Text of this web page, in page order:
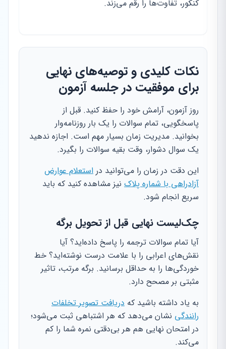
کنکور، تفاوت‌ها را رقم می‌زند.
نکات کلیدی و توصیه‌های نهایی
برای موفقیت در جلسه آزمون
روز آزمون، آرامش خود را حفظ کنید. قبل از
پاسخگویی، تمام سوالات را یک بار روزنامه‌وار
بخوانید. مدیریت زمان بسیار مهم است. اجازه ندهید
یک سوال دشوار، وقت بقیه سوالات را بگیرد.
این دقت در زمان را می‌توانید در استعلام عوارض
آزادراهی با شماره پلاک نیز مشاهده کنید که باید
سریع انجام شود.
چک‌لیست نهایی قبل از تحویل برگه
آیا تمام سوالات ترجمه را پاسخ داده‌اید؟ آیا
نقش‌های اعرابی را با علامت درست نوشته‌اید؟ خط
خوردگی‌ها را به حداقل برسانید. برگه مرتب، تاثیر
مثبتی بر مصحح دارد.
به یاد داشته باشید که دریافت تصویر تخلفات
رانندگی نشان می‌دهد که هر اشتباهی ثبت می‌شود؛
در امتحان نهایی هم هر بی‌دقتی نمره شما را کم
می‌کند.